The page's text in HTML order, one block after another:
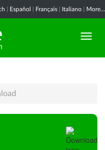
Español Français Italiano More...